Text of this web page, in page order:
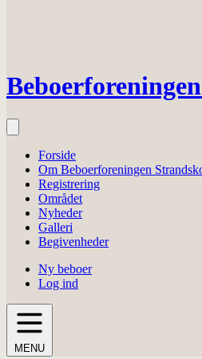
Forside
Om Beboerforeningen
Registrering
Området
Nyheder
Galleri
Begivenheder
Ny beboer
Log ind
MENU